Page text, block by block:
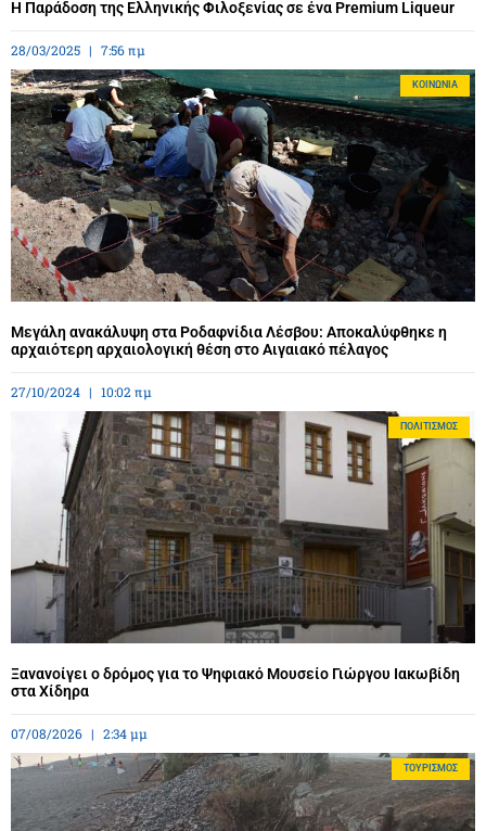
Η Παράδοση της Ελληνικής Φιλοξενίας σε ένα Premium Liqueur
28/03/2025 7:56 πμ
ΚΟΙΝΩΝΊΑ
Μεγάλη ανακάλυψη στα Ροδαφνίδια Λέσβου: Αποκαλύφθηκε η
αρχαιότερη αρχαιολογική θέση στο Αιγαιακό πέλαγος
27/10/2024 10:02 πμ
ΠΟΛΙΤΙΣΜΌΣ
Ξανανοίγει ο δρόμος για το Ψηφιακό Μουσείο Γιώργου Ιακωβίδη
στα Χίδηρα
07/08/2026 2:34 μμ
ΤΟΥΡΙΣΜΌΣ